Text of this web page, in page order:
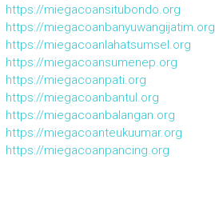
https://miegacoansitubondo.org
https://miegacoanbanyuwangijatim.org
https://miegacoanlahatsumsel.org
https://miegacoansumenep.org
https://miegacoanpati.org
https://miegacoanbantul.org
https://miegacoanbalangan.org
https://miegacoanteukuumar.org
https://miegacoanpancing.org